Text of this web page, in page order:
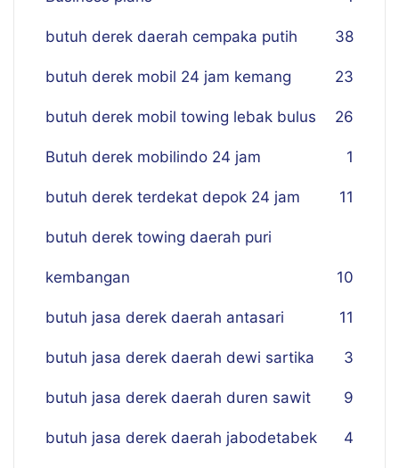
butuh derek daerah cempaka putih 38
butuh derek mobil 24 jam kemang 23
butuh derek mobil towing lebak bulus 26
Butuh derek mobilindo 24 jam 1
butuh derek terdekat depok 24 jam 11
butuh derek towing daerah puri
kembangan 10
butuh jasa derek daerah antasari 11
butuh jasa derek daerah dewi sartika 3
butuh jasa derek daerah duren sawit 9
butuh jasa derek daerah jabodetabek 4